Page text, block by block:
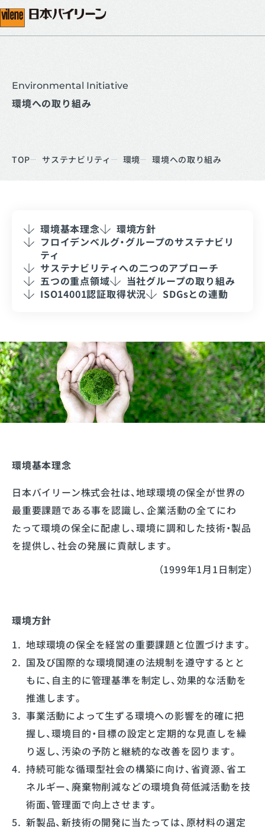
Environmental Initiative
環境への取り組み
TOP サステナビリティ 環境 環境への取り組み
環境基本理念
環境方針
フロイデンベルグ・グループのサステナビリ
ティ
サステナビリティへの二つのアプローチ
五つの重点領域
当社グループの取り組み
ISO14001認証取得状況
SDGsとの連動
環境基本理念
日本バイリーン株式会社は、地球環境の保全が世界の
最重要課題である事を認識し、企業活動の全てにわ
たって環境の保全に配慮し、環境に調和した技術・製品
を提供し、社会の発展に貢献します。
（1999年1月1日制定）
環境方針
地球環境の保全を経営の重要課題と位置づけます。
国及び国際的な環境関連の法規制を遵守するとと
もに、自主的に管理基準を制定し、効果的な活動を
推進します。
事業活動によって生ずる環境への影響を的確に把
握し、環境目的・目標の設定と定期的な見直しを繰
り返し、汚染の予防と継続的な改善を図ります。
持続可能な循環型社会の構築に向け、省資源、省エ
ネルギー、廃棄物削減などの環境負荷低減活動を技
術面、管理面で向上させます。
新製品、新技術の開発に当たっては、原材料の選定